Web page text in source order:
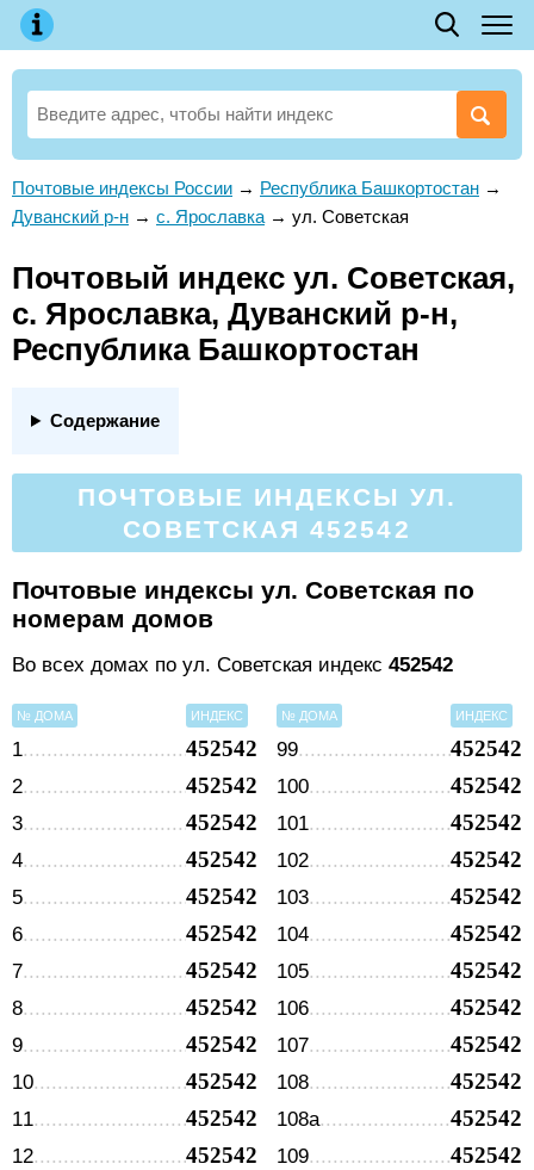
Почтовые индексы России → Республика Башкортостан →
Дуванский р-н → с. Ярославка → ул. Советская
Почтовый индекс ул. Советская,
с. Ярославка, Дуванский р-н,
Республика Башкортостан
Содержание
ПОЧТОВЫЕ ИНДЕКСЫ УЛ.
СОВЕТСКАЯ 452542
Почтовые индексы ул. Советская по
номерам домов
Во всех домах по ул. Советская индекс 452542
№ ДОМА ИНДЕКС
1 452542
2 452542
3 452542
4 452542
5 452542
6 452542
7 452542
8 452542
9 452542
10 452542
11 452542
12 452542
№ ДОМА ИНДЕКС
99 452542
100 452542
101 452542
102 452542
103 452542
104 452542
105 452542
106 452542
107 452542
108 452542
108а 452542
109 452542